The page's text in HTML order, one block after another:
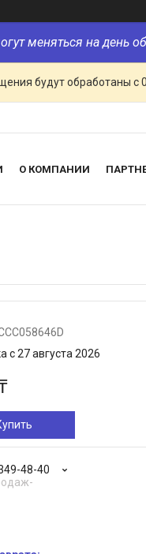
меняться на день
будут обработаны с
О КОМПАНИИ
с 27 августа 2026
48-40